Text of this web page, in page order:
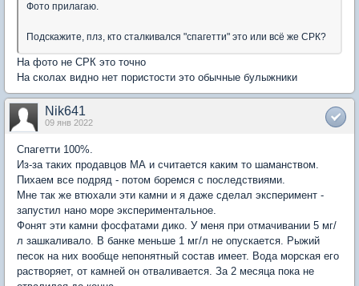
Фото прилагаю.
Подскажите, плз, кто сталкивался "спагетти" это или всё же СРК?
На фото не СРК это точно
На сколах видно нет пористости это обычные булыжники
Nik641
09 янв 2022
Спагетти 100%.
Из-за таких продавцов МА и считается каким то шаманством.
Пихаем все подряд - потом боремся с последствиями.
Мне так же втюхали эти камни и я даже сделал эксперимент -
запустил нано море экспериментальное.
Фонят эти камни фосфатами дико. У меня при отмачивании 5 мг/
л зашкаливало. В банке меньше 1 мг/л не опускается. Рыжий
песок на них вообще непонятный состав имеет. Вода морская его
растворяет, от камней он отваливается. За 2 месяца пока не